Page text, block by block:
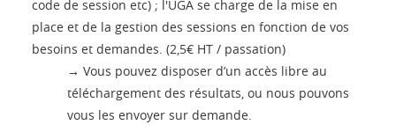
code de session etc) ; l'UGA se charge de la mise en
place et de la gestion des sessions en fonction de vos
besoins et demandes. (2,5€ HT / passation)
→ Vous pouvez disposer d’un accès libre au
téléchargement des résultats, ou nous pouvons
vous les envoyer sur demande.